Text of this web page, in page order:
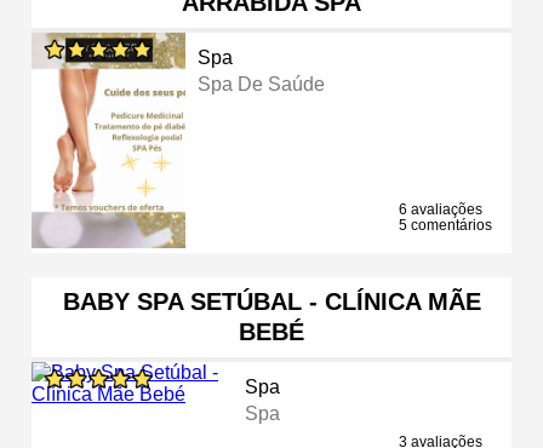
Spa
Spa De Saúde
6 avaliações
5 comentários
BABY SPA SETÚBAL - CLÍNICA MÃE
BEBÉ
Spa
Spa
3 avaliações